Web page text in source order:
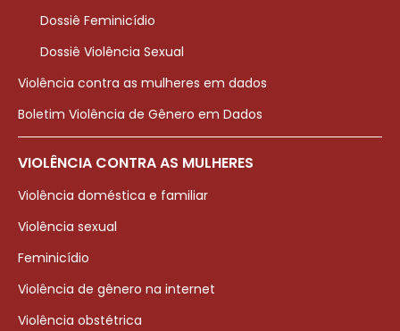
Dossiê Feminicídio
Dossiê Violência Sexual
Violência contra as mulheres em dados
Boletim Violência de Gênero em Dados
VIOLÊNCIA CONTRA AS MULHERES
Violência doméstica e familiar
Violência sexual
Feminicídio
Violência de gênero na internet
Violência obstétrica